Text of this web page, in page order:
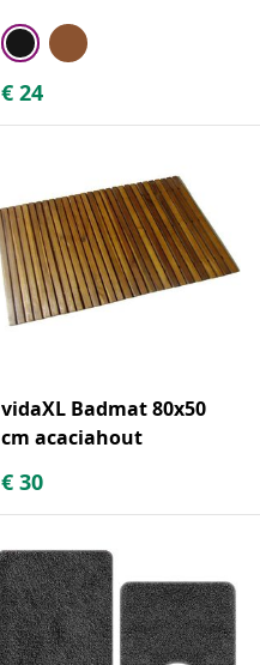
€ 24
vidaXL Badmat 80x50
cm acaciahout
€ 30